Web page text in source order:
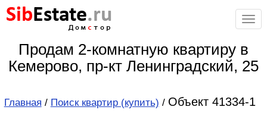
SibEstate.ru
стор
Продам 2-комнатную квартиру в
Кемерово, пр-кт Ленинградский, 25
Главная / Поиск квартир (купить) / Объект 41334-1